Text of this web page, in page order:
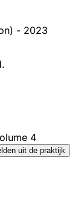
- 2023
4
uit de praktijk